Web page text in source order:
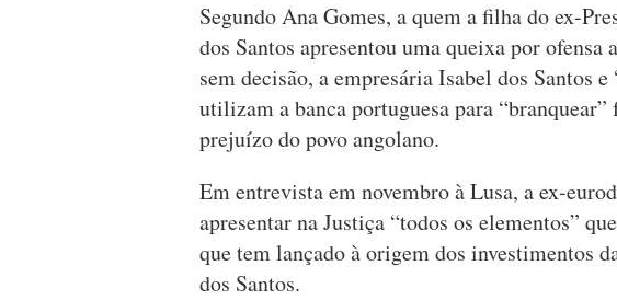
Segundo Ana Gomes, a quem a filha do ex-
dos Santos apresentou uma queixa por ofensa
sem decisão, a empresária Isabel dos Santos
utilizam a banca portuguesa para
prejuízo do povo angolano.
Em entrevista em novembro à Lusa, a ex-
apresentar na Justiça “todos os elementos”
que tem lançado à origem dos investimentos
dos Santos.